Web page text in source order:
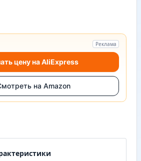
Реклама
цену на AliExpress
на Amazon